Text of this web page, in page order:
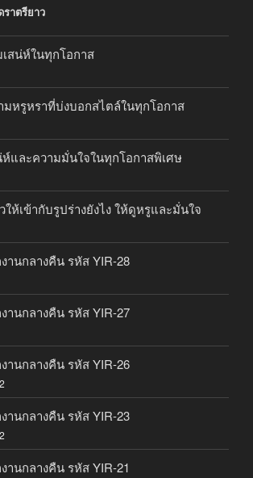
าตรียาว
สน่ห์ในทุกโอกาส
มหรูหราที่บ่งบอกสไตล์ในทุกโอกาส
ห์และความมั่นใจในทุกโอกาสพิเศษ
ให้เข้ากับรูปร่างยังไง ให้ดูหรูและมั่นใจ
านกลางคืน รหัส YIR-28
านกลางคืน รหัส YIR-27
านกลางคืน รหัส YIR-26
านกลางคืน รหัส YIR-23
านกลางคืน รหัส YIR-21